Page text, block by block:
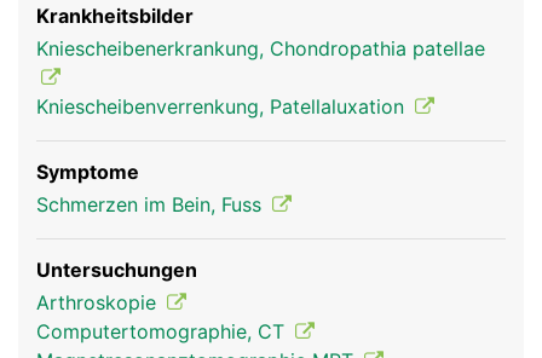
zweitens verstärkt sie die Kraft des
Oberschenkelmuskels auf den Unterschenkel, da
sie wie ein Hebel wirkt. Dadurch kann die vordere
Oberschenkelmuskulatur das Bein auch bei
Krankheitsbilder
Kniescheibenerkrankung, Chondropathia patellae
Kniescheibenverrenkung, Patellaluxation
Symptome
Schmerzen im Bein, Fuss
Untersuchungen
Arthroskopie
Computertomographie, CT